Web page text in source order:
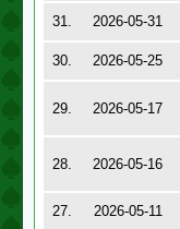
31.
2026-05-31
30.
2026-05-25
29. 2026-05-17
28. 2026-05-16
27. 2026-05-11